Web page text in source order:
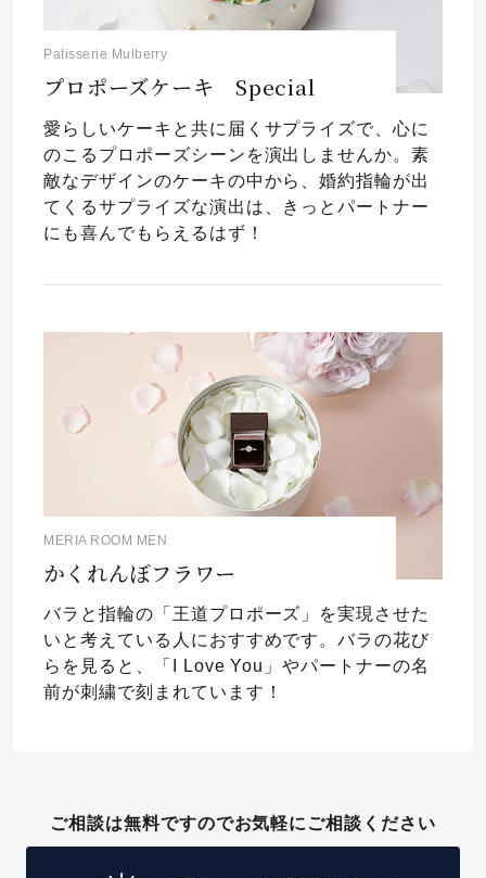
Patisserie Mulberry
プロポーズケーキ Special
愛らしいケーキと共に届くサプライズで、心に
のこるプロポーズシーンを演出しませんか。素
敵なデザインのケーキの中から、婚約指輪が出
てくるサプライズな演出は、きっとパートナー
にも喜んでもらえるはず！
MERIA ROOM MEN
かくれんぼフラワー
バラと指輪の「王道プロポーズ」を実現させた
いと考えている人におすすめです。バラの花び
らを見ると、「I Love You」やパートナーの名
前が刺繍で刻まれています！
ご相談は無料ですのでお気軽にご相談ください